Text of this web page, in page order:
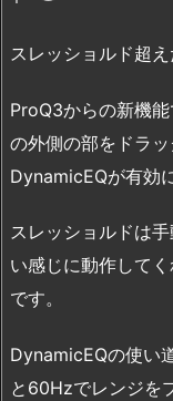
スレッショルド超
ProQ3からの新機
の外側の部をドラ
DynamicEQが有効
スレッショルドは
い感じに動作して
です。
DynamicEQの使い
と60Hzでレンジを